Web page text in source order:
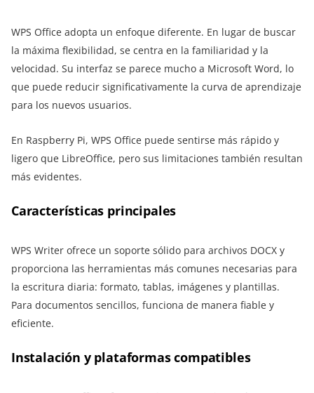
WPS Office adopta un enfoque diferente. En lugar de buscar
la máxima flexibilidad, se centra en la familiaridad y la
velocidad. Su interfaz se parece mucho a Microsoft Word, lo
que puede reducir significativamente la curva de aprendizaje
para los nuevos usuarios.
En Raspberry Pi, WPS Office puede sentirse más rápido y
ligero que LibreOffice, pero sus limitaciones también resultan
más evidentes.
Características principales
WPS Writer ofrece un soporte sólido para archivos DOCX y
proporciona las herramientas más comunes necesarias para
la escritura diaria: formato, tablas, imágenes y plantillas.
Para documentos sencillos, funciona de manera fiable y
eficiente.
Instalación y plataformas compatibles